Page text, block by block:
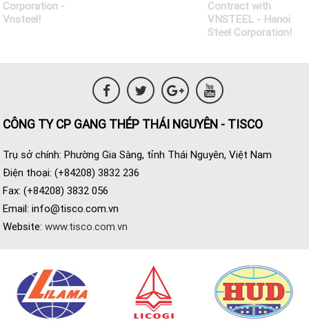
CÔNG TY CP GANG THÉP THÁI NGUYÊN - TISCO
Trụ sở chính: Phường Gia Sàng, tỉnh Thái Nguyên, Việt Nam
Điện thoại: (+84208) 3832 236
Fax: (+84208) 3832 056
Email: info@tisco.com.vn
Website: www.tisco.com.vn